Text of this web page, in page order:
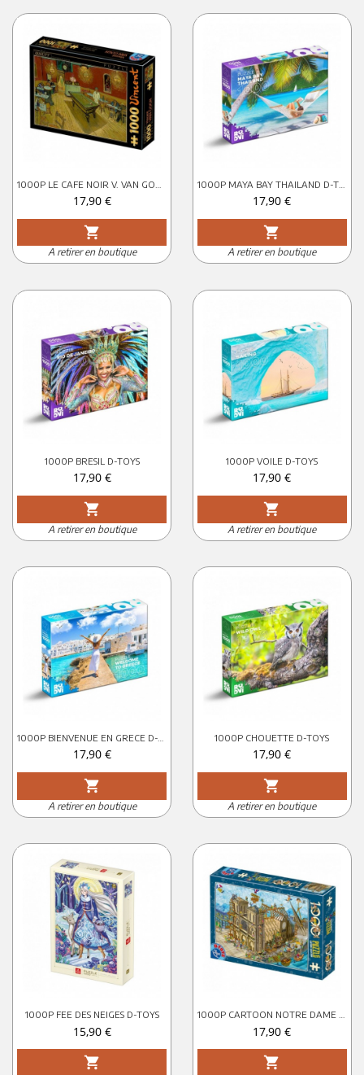
Prix
17,90 €
shopping_cart
A retirer en boutique
1000P MAYA BAY THAILAND D-TOYS ROOVI
Prix
17,90 €
shopping_cart
A retirer en boutique
1000P BRESIL D-TOYS
Prix
17,90 €
shopping_cart
A retirer en boutique
1000P VOILE D-TOYS
Prix
17,90 €
shopping_cart
A retirer en boutique
Prix
17,90 €
shopping_cart
A retirer en boutique
1000P CHOUETTE D-TOYS
Prix
17,90 €
shopping_cart
A retirer en boutique
1000P FEE DES NEIGES D-TOYS
Prix
15,90 €
shopping_cart
Prix
17,90 €
shopping_cart